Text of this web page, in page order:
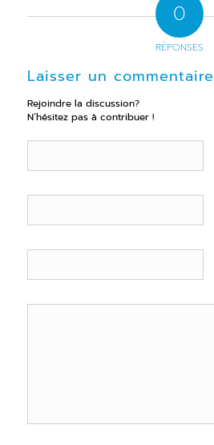
0
RÉPONSES
Laisser un commentaire
Rejoindre la discussion?
N’hésitez pas à contribuer !